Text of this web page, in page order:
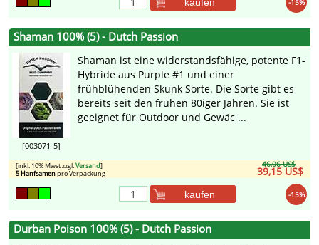
-15%
Shaman 100% (5) - Dutch Passion
[003071-5]
Shaman ist eine widerstandsfähige, potente F1-
Hybride aus Purple #1 und einer
frühblühenden Skunk Sorte. Die Sorte gibt es
bereits seit den frühen 80iger Jahren. Sie ist
geeignet für Outdoor und Gewäc ...
46,06 US$
39,15 US$
[inkl. 10% Mwst zzgl.Versand]
5 Hanfsamenpro Verpackung
-15%
kaufen
Durban Poison 100% (5) - Dutch Passion